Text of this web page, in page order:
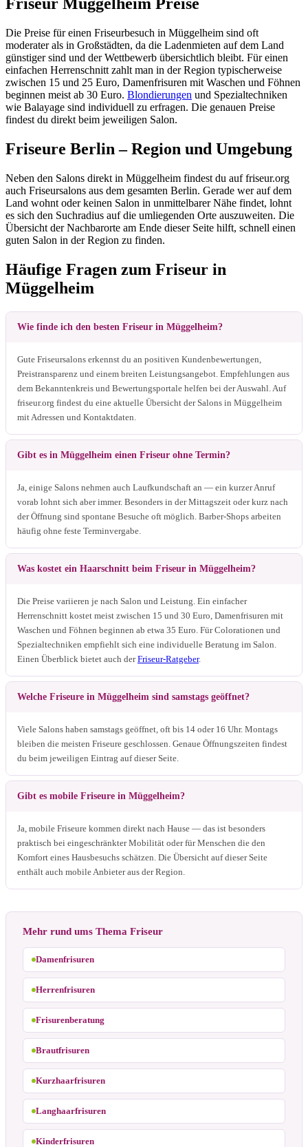
Die Preise für einen Friseurbesuch in Müggelheim sind oft
moderater als in Großstädten, da die Ladenmieten auf dem Land
günstiger sind und der Wettbewerb übersichtlich bleibt. Für einen
einfachen Herrenschnitt zahlt man in der Region typischerweise
zwischen 15 und 25 Euro, Damenfrisuren mit Waschen und Föhnen
beginnen meist ab 30 Euro. Blondierungen und Spezialtechniken
wie Balayage sind individuell zu erfragen. Die genauen Preise
findest du direkt beim jeweiligen Salon.
Friseure Berlin – Region und Umgebung
Neben den Salons direkt in Müggelheim findest du auf friseur.org
auch Friseursalons aus dem gesamten Berlin. Gerade wer auf dem
Land wohnt oder keinen Salon in unmittelbarer Nähe findet, lohnt
es sich den Suchradius auf die umliegenden Orte auszuweiten. Die
Übersicht der Nachbarorte am Ende dieser Seite hilft, schnell einen
guten Salon in der Region zu finden.
Häufige Fragen zum Friseur in
Müggelheim
Wie finde ich den besten Friseur in Müggelheim?
Gute Friseursalons erkennst du an positiven Kundenbewertungen,
Preistransparenz und einem breiten Leistungsangebot. Empfehlungen aus
dem Bekanntenkreis und Bewertungsportale helfen bei der Auswahl. Auf
friseur.org findest du eine aktuelle Übersicht der Salons in Müggelheim
mit Adressen und Kontaktdaten.
Gibt es in Müggelheim einen Friseur ohne Termin?
Ja, einige Salons nehmen auch Laufkundschaft an — ein kurzer Anruf
vorab lohnt sich aber immer. Besonders in der Mittagszeit oder kurz nach
der Öffnung sind spontane Besuche oft möglich. Barber-Shops arbeiten
häufig ohne feste Terminvergabe.
Was kostet ein Haarschnitt beim Friseur in Müggelheim?
Die Preise variieren je nach Salon und Leistung. Ein einfacher
Herrenschnitt kostet meist zwischen 15 und 30 Euro, Damenfrisuren mit
Waschen und Föhnen beginnen ab etwa 35 Euro. Für Colorationen und
Spezialtechniken empfiehlt sich eine individuelle Beratung im Salon.
Einen Überblick bietet auch derFriseur-Ratgeber.
Welche Friseure in Müggelheim sind samstags geöffnet?
Viele Salons haben samstags geöffnet, oft bis 14 oder 16 Uhr. Montags
bleiben die meisten Friseure geschlossen. Genaue Öffnungszeiten findest
du beim jeweiligen Eintrag auf dieser Seite.
Gibt es mobile Friseure in Müggelheim?
Ja, mobile Friseure kommen direkt nach Hause — das ist besonders
praktisch bei eingeschränkter Mobilität oder für Menschen die den
Komfort eines Hausbesuchs schätzen. Die Übersicht auf dieser Seite
enthält auch mobile Anbieter aus der Region.
Mehr rund ums Thema Friseur
Damenfrisuren
Herrenfrisuren
Frisurenberatung
Brautfrisuren
Kurzhaarfrisuren
Langhaarfrisuren
Kinderfrisuren